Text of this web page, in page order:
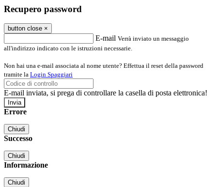
Recupero password
button close ×
E-mail Verrà inviato un messaggio
all'indirizzo indicato con le istruzioni necessarie.
Non hai una e-mail associata al nome utente? Effettua il reset della password
tramite la Login Spaggiari
E-mail inviata, si prega di controllare la casella di posta elettronica!
Errore
Chiudi
Successo
Chiudi
Informazione
Chiudi